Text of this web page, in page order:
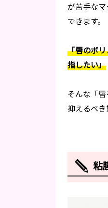
が苦手な
できます。
「唇のボ
指したい」
そんな「
抑えるべき
粘